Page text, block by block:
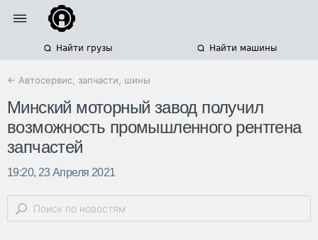
Найти грузы Найти машины
← Автосервис, запчасти, шины
Минский моторный завод получил
возможность промышленного рентгена
запчастей
19:20, 23 Апреля 2021